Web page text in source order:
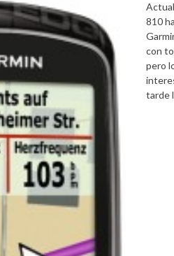
810
con
pero
tarde